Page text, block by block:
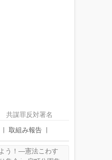
共謀罪反対署名
| 取組み報告 |
う！―憲法こわす